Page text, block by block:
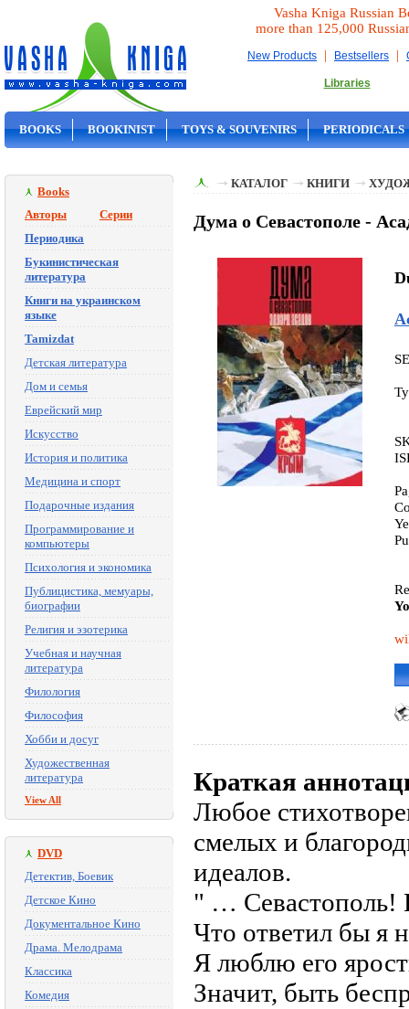
Vasha Kniga Russian
more than 125,000
New Products | Bestsellers |
Libraries
BOOKS BOOKINIST TOYS & SOUVENIRS PERIODICALS
Books
Авторы
Серии
Периодика
Букинистическая
литература
Книги на украинском
языке
Tamizdat
Детская литература
Дом и семья
Еврейский мир
Искусство
История и политика
Медицина и спорт
Подарочные издания
Программирование и
компьютеры
Психология и экономика
Публицистика, мемуары,
биографии
Религия и эзотерика
Учебная и научная
литература
Филология
Философия
Хобби и досуг
Художественная
литература
View All
DVD
Детектив, Боевик
Детское Кино
Документальное Кино
Драма. Мелодрама
Классика
Комедия
КАТАЛОГ КНИГИ
Дума о Севастополе -
Краткая
Любое
смелых и
идеалов.
" … Севастополь!
Что ответил бы я
Я люблю его
Значит, быть